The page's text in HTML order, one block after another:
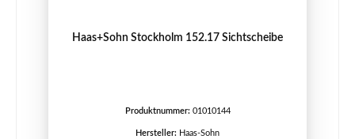
Haas+Sohn Stockholm 152.17 Sichtscheibe
Produktnummer: 01010144
Hersteller: Haas-Sohn